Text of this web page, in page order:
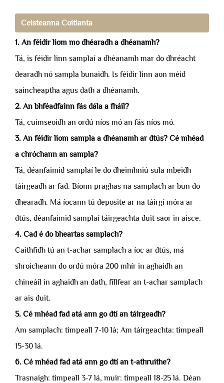
Ceisteanna Coitianta
1. An féidir liom mo dhéaradh a dhéanamh?
Tá, is féidir linn samplaí a dhéanamh mar do dhréacht
dearadh nó sampla bunaidh. Is féidir linn aon méid
saincheaptha agus dath a dhéanamh.
2. An bhféadfainn fás dála a fháil?
Tá, cuimseoidh an ordú níos mó an fás níos mó.
3. An féidir liom sampla a dhéanamh ar dtús? Cé mhéad
a chróchann an sampla?
Tá, déanfaimid samplaí le do dheimhniú sula mbeidh
táirgeadh ar fad. Bíonn praghas na samplach ar bun do
dhearadh. Má íocann tú deposite ar na táirgí móra ar
dtús, déanfaimid samplaí táirgeachta duit saor in aisce.
4. Cad é do bheartas samplach?
Caithfidh tú an t-achar samplach a íoc ar dtús, má
shroicheann do ordú móra 200 mhír in aghaidh an
chineáil in aghaidh an dath, fillfear an t-achar samplach
ar ais duit.
5. Cé mhéad fad atá ann go dtí an táirgeadh?
Am samplach: timpeall 7-10 lá; Am táirgeachta: timpeall
15-30 lá.
6. Cé mhéad fad atá ann go dtí an t-athruithe?
Trasnaigh: timpeall 3-7 lá, muir: timpeall 18-25 lá. Déan